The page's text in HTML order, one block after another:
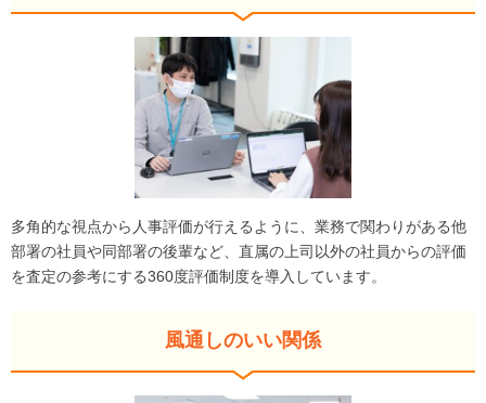
多角的な視点から人事評価が行えるように、業務で関わりがある他
部署の社員や同部署の後輩など、直属の上司以外の社員からの評価
を査定の参考にする360度評価制度を導入しています。
風通しのいい関係